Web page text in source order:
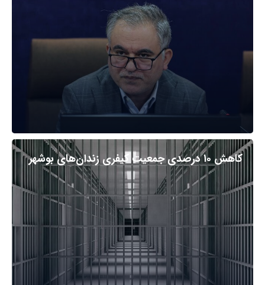
کاهش ۱۰ درصدی جمعیت کیفری زندان‌های بوشهر